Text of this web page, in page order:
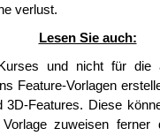
verlust.
Lesen Sie auch:
und nicht für die
Feature-Vorlagen
Features. Diese
zuweisen ferner